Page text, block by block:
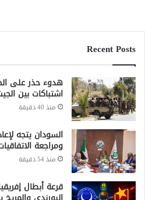
Recent Posts
هدوء حذر على
اشتباكات بين
منذ 40 دقيقة
السودان يتجه
ومراجعة
منذ 54 دقيقة
قرعة أبطال